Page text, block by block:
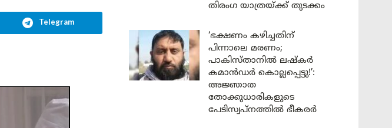
Telegram
തിരംഗ യാത്രയ്ക്ക് തുടക്കം
‘ഭക്ഷണം കഴിച്ചതിന്
പിന്നാലെ മരണം;
പാകിസ്താനിൽ ലഷ്കർ
കമാൻഡർ കൊല്ലപ്പെട്ടു!’:
അജ്ഞാത
തോക്കുധാരികളുടെ
പേടിസ്വപ്നത്തിൽ ഭീകരർ